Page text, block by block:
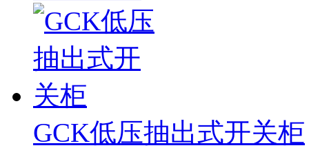
GCK低压抽出式开关柜